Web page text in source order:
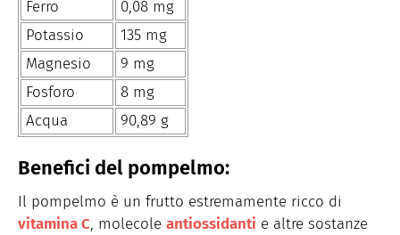
Ferro
0,08 mg
Potassio
135 mg
Magnesio
9 mg
Fosforo
8 mg
Acqua
90,89 g
Benefici del pompelmo:
Il pompelmo è un frutto estremamente ricco di
vitamina C, molecole antiossidanti e altre sostanze